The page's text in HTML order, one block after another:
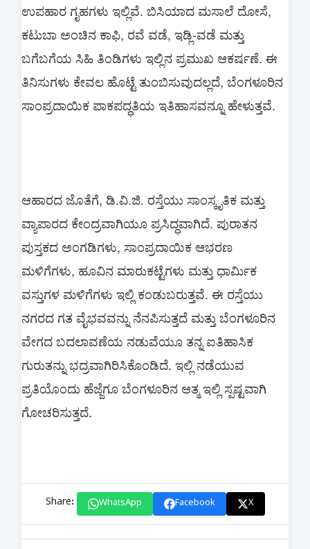
ಉಪಹಾರ ಗೃಹಗಳು ಇಲ್ಲಿವೆ. ಬಿಸಿಯಾದ ಮಸಾಲೆ ದೋಸೆ,
ಕಟುಬಾ ಅಂಚಿನ ಕಾಫಿ, ರವೆ ವಡೆ, ಇಡ್ಲಿ-ವಡೆ ಮತ್ತು
ಬಗೆಬಗೆಯ ಸಿಹಿ ತಿಂಡಿಗಳು ಇಲ್ಲಿನ ಪ್ರಮುಖ ಆಕರ್ಷಣೆ. ಈ
ತಿನಿಸುಗಳು ಕೇವಲ ಹೊಟ್ಟೆ ತುಂಬಿಸುವುದಲ್ಲದೆ, ಬೆಂಗಳೂರಿನ
ಆಹಾರದ ಜೊತೆಗೆ, ಡಿ.ವಿ.ಜಿ. ರಸ್ತೆಯು ಸಾಂಸ್ಕೃತಿಕ ಮತ್ತು
ವ್ಯಾಪಾರದ ಕೇಂದ್ರವಾಗಿಯೂ ಪ್ರಸಿದ್ಧವಾಗಿದೆ. ಪುರಾತನ
ಪುಸ್ತಕದ ಅಂಗಡಿಗಳು, ಸಾಂಪ್ರದಾಯಿಕ ಆಭರಣ
ಮಳಿಗೆಗಳು, ಹೂವಿನ ಮಾರುಕಟ್ಟೆಗಳು ಮತ್ತು ಧಾರ್ಮಿಕ
ವಸ್ತುಗಳ ಮಳಿಗೆಗಳು ಇಲ್ಲಿ ಕಂಡುಬರುತ್ತವೆ. ಈ ರಸ್ತೆಯು
ನಗರದ ಗತ ವೈಭವವನ್ನು ನೆನಪಿಸುತ್ತದೆ ಮತ್ತು ಬೆಂಗಳೂರಿನ
ವೇಗದ ಬದಲಾವಣೆಯ ನಡುವೆಯೂ ತನ್ನ ಐತಿಹಾಸಿಕ
ಗುರುತನ್ನು ಭದ್ರವಾಗಿರಿಸಿಕೊಂಡಿದೆ. ಇಲ್ಲಿ ನಡೆಯುವ
ಪ್ರತಿಯೊಂದು ಹೆಜ್ಜೆಗೂ ಬೆಂಗಳೂರಿನ ಆತ್ಮ ಇಲ್ಲಿ ಸ್ಪಷ್ಟವಾಗಿ
Share: WhatsApp Facebook X